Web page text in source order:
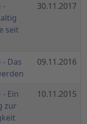
-
seit
30.11.2017
- Das
09.11.2016
- Ein
zur
10.11.2015